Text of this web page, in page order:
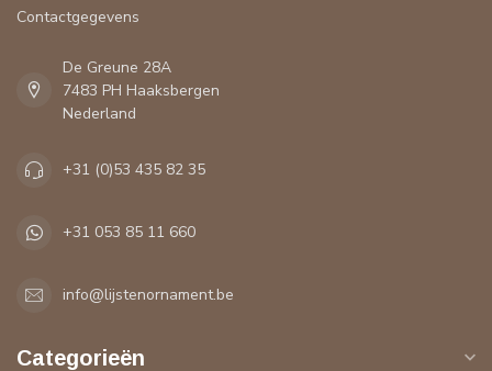
Contactgegevens
De Greune 28A
7483 PH Haaksbergen
Nederland
+31 (0)53 435 82 35
+31 053 85 11 660
info@lijstenornament.be
Categorieën